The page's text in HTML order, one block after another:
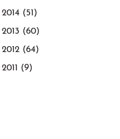
2014 (51)
2013 (60)
2012 (64)
2011 (9)